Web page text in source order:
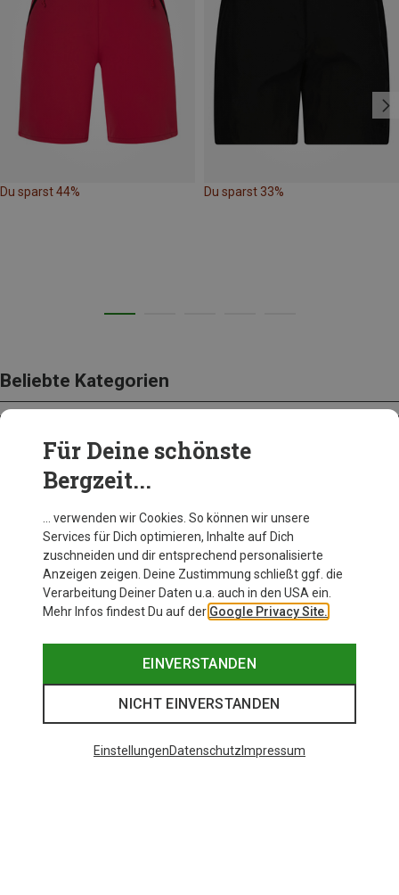
Du sparst 44% Du sparst 33%
Beliebte Kategorien
BEKLEIDUNG
Für Deine schönste
Bergzeit...
… verwenden wir Cookies. So können wir unsere
Services für Dich optimieren, Inhalte auf Dich
zuschneiden und dir entsprechend personalisierte
Anzeigen zeigen. Deine Zustimmung schließt ggf. die
Verarbeitung Deiner Daten u.a. auch in den USA ein.
Mehr Infos findest Du auf der Google Privacy Site.
EINVERSTANDEN
NICHT EINVERSTANDEN
EinstellungenDatenschutz Impressum